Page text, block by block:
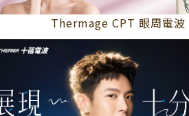
Thermage CPT 眼周電波